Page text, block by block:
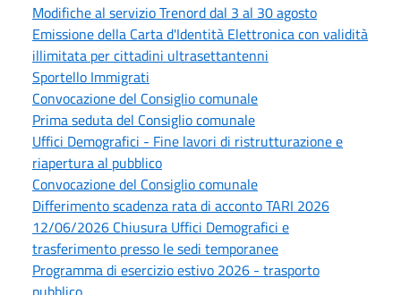
Modifiche al servizio Trenord dal 3 al 30 agosto
Emissione della Carta d'Identità Elettronica con validità
illimitata per cittadini ultrasettantenni
Sportello Immigrati
Convocazione del Consiglio comunale
Prima seduta del Consiglio comunale
Uffici Demografici - Fine lavori di ristrutturazione e
riapertura al pubblico
Convocazione del Consiglio comunale
Differimento scadenza rata di acconto TARI 2026
12/06/2026 Chiusura Uffici Demografici e
trasferimento presso le sedi temporanee
Programma di esercizio estivo 2026 - trasporto